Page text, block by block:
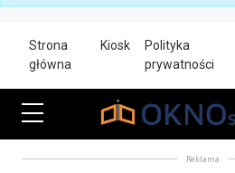
Strona
główna
Kiosk
Polityka
prywatności
Reklama